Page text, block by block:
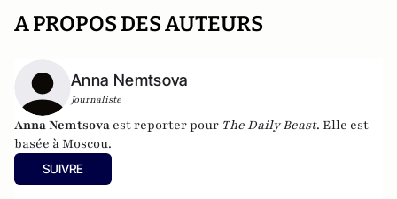
A PROPOS DES AUTEURS
Anna Nemtsova
Journaliste
Anna Nemtsova est reporter pour The Daily Beast. Elle est
basée à Moscou.
SUIVRE